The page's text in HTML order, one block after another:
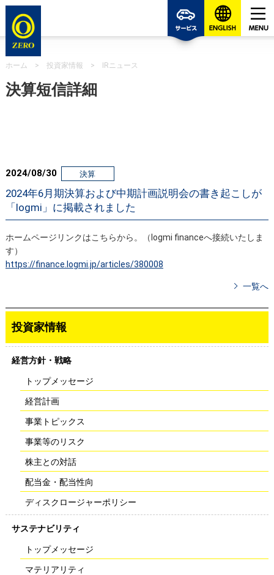
ゼロの
ホーム > 投資家情報 > IRニュース
決算短信詳細
2024/08/30 決算
2024年6月期決算および中期計画説明会の書き起こしが
「logmi」に掲載されました
ホームページリンクはこちらから。（logmi financeへ接続いたしま
す）
https://finance.logmi.jp/articles/380008
一覧へ
投資家情報
経営方針・戦略
トップメッセージ
経営計画
事業トピックス
事業等のリスク
株主との対話
配当金・配当性向
ディスクロージャーポリシー
サステナビリティ
トップメッセージ
マテリアリティ